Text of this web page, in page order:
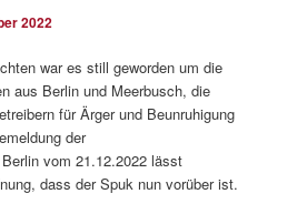
2022
war es still geworden um die
aus Berlin und Meerbusch, die
für Ärger und Beunruhigung
der
vom 21.12.2022 lässt
dass der Spuk nun vorüber ist.